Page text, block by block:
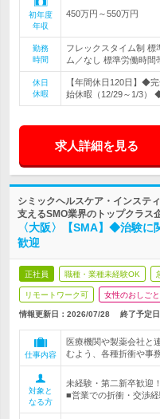
初年度
年収
450万円～550万円
勤務
時間
フレックスタイム制 標
ム／なし 標準労働時間
休日
休暇
【年間休日120日】◆
始休暇（12/29～1/3）
求人詳細を見る
シミックヘルスケア・インステ
支えるSMO業界のトップクラス
〈大阪〉【SMA】◆治験
歓迎
正社員 職種・業種未経験OK
リモートワーク可 女性のおしご
情報更新日：2026/07/28 終了予定日
仕事内容
医療機関や製薬会社と
むよう、各種折衝や事
対象と
なる方
未経験・第二新卒歓迎
■営業での折衝・交渉